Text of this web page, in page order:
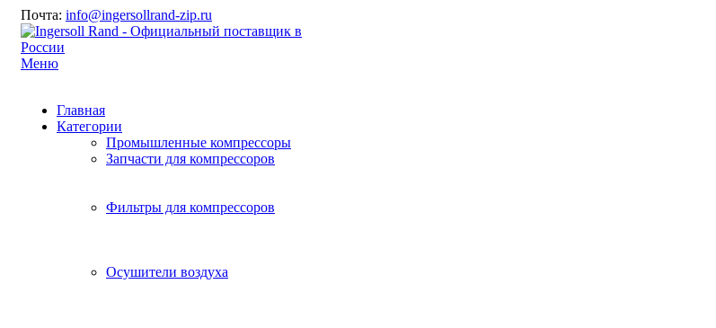
Почта: info@ingersollrand-zip.ru
Меню
Главная
Категории
Промышленные компрессоры
Запчасти для компрессоров
Фильтры для компрессоров
Осушители воздуха